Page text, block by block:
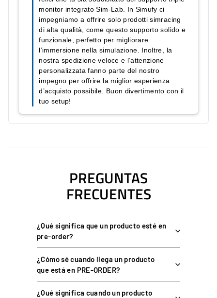
Configuración Triple monitor
Integrado en cockpit P1X
COMPATIBILIDAD
Diseñado para integrarse con loscockpitsSim-Lab P1X.
Compatible con monitores de patrón VESA 75x75 y 100x100; los
monitores se adquieren aparte.
PREGUNTAS FRECUENTES
¿Con qué cockpits se integra?
¿Necesito estructuras externas?
¿Incluye los monitores?
PREGUNTAS
FRECUENTES
¿Qué significa que un producto esté en
pre-order?
¿Cómo sé cuando llega un producto
que está en PRE-ORDER?
¿Qué significa cuando un producto